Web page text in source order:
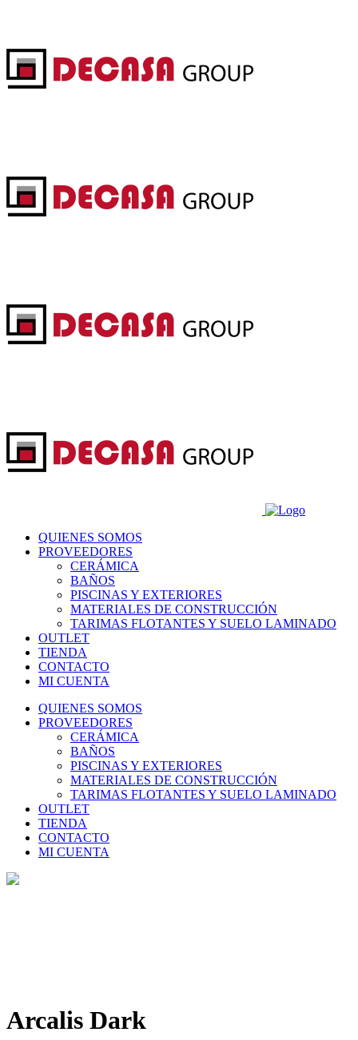
QUIENES SOMOS
PROVEEDORES
CERÁMICA
BAÑOS
PISCINAS Y EXTERIORES
MATERIALES DE CONSTRUCCIÓN
TARIMAS FLOTANTES Y SUELO LAMINADO
OUTLET
TIENDA
CONTACTO
MI CUENTA
QUIENES SOMOS
PROVEEDORES
CERÁMICA
BAÑOS
PISCINAS Y EXTERIORES
MATERIALES DE CONSTRUCCIÓN
TARIMAS FLOTANTES Y SUELO LAMINADO
OUTLET
TIENDA
CONTACTO
MI CUENTA
Arcalis Dark